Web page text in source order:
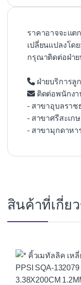
ราคาอาจจะแต
เปลี่ยนแปลงโด
กรุณาติดต่อฝ่าย
ฝ่ายบริการลู
ติดต่อพนักงา
- สาขาอุบลราช
- สาขาศรีสะเกษ
- สาขามุกดาหา
สินค้าที่เกี่ย